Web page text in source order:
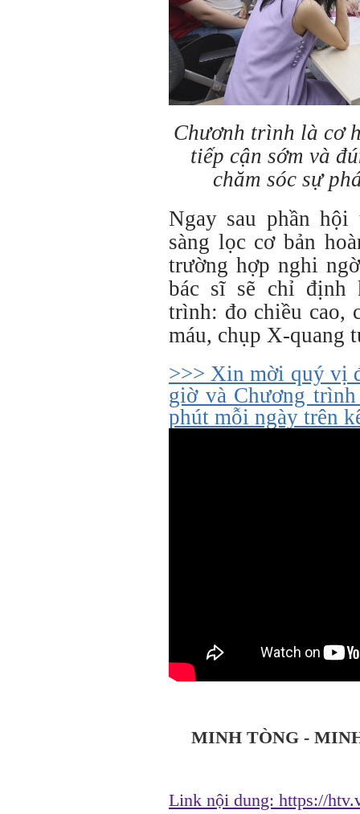
Chươnh trình là cơ
tiếp cận sớm và
chăm sóc sự
Ngay sau phần hội
sàng lọc cơ bản
trường hợp nghi
bác sĩ sẽ chỉ định
trình: đo chiều cao,
máu, chụp X-quang
>>> Xin mời quý vị
giờ và Chương
phút mỗi ngày trên
MINH TÒNG -
Link nội dung: https://